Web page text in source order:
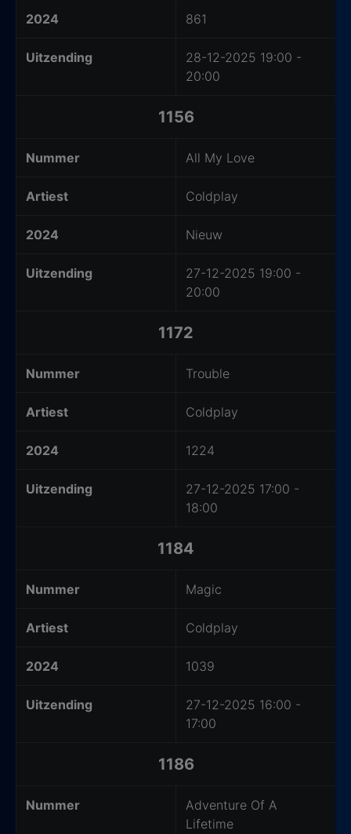
2024 861
Uitzending
28-12-2025 19:00 -
20:00
1156
Nummer All My Love
Artiest Coldplay
2024 Nieuw
Uitzending
27-12-2025 19:00 -
20:00
1172
Nummer Trouble
Artiest Coldplay
2024 1224
Uitzending
27-12-2025 17:00 -
18:00
1184
Nummer Magic
Artiest Coldplay
2024 1039
Uitzending
27-12-2025 16:00 -
17:00
1186
Nummer
Adventure Of A
Lifetime